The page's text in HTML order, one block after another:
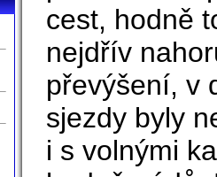
cest, hodně
nejdřív
převýšení, v
sjezdy byly
i s volnými